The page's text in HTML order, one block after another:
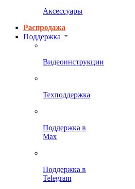
Аксессуары
Распродажа
Поддержка
Видеоинструкции
Техподдержка
Поддержка в
Max
Поддержка в
Telegram